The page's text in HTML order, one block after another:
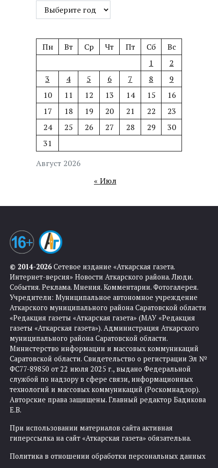
Август 2026
Пн Вт Ср Чт Пт Сб
Вс
1
2
3
4 5 6 7 8
9
10
11 12 13 14 15
16
17
18 19 20 21 22
23
24
25 26 27 28 29
30
31
« Июл
© 2014-2026Сетевое издание «Аткарская газета.
Интернет-версия» Новости Аткарского района. Люди.
События. Реклама. Мнения. Комментарии. Фотогалерея.
Учредители: Муниципальное автономное учреждение
Аткарского муниципального района Саратовской области
«Редакция газеты «Аткарская газета» (МАУ «Редакция
газеты «Аткарская газета»). Администрация Аткарского
муниципального района Саратовской области.
Министерство информации и массовых коммуникаций
Саратовской области. Свидетельство о регистрации Эл №
ФС77-89850 от 22 июля 2025 г., выдано Федеральной
службой по надзору в сфере связи, информационных
технологий и массовых коммуникаций (Роскомнадзор).
Авторские права защищены. Главный редактор Бадикова
Е.В.
При использовании материалов сайта активная
гиперссылка на сайт «Аткарская газета» обязательна.
Политика в отношении обработки персональных данных